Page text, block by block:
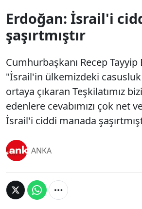
Erdoğan: İsrail'i
şaşırtmıştır
Cumhurbaşkanı Recep Tayyip
"İsrail'in ülkemizdeki
ortaya çıkaran Teşkilatımız
edenlere cevabımızı çok net
İsrail'i ciddi manada
ANKA